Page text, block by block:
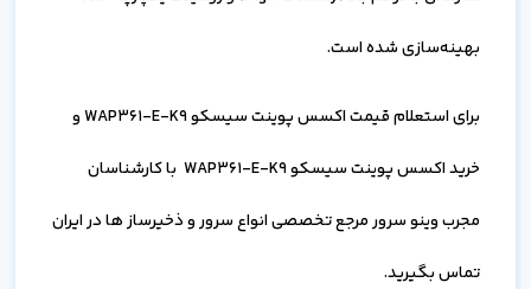
بهینه‌سازی شده است.
برای استعلام قیمت اکسس پوینت سیسکو WAP361-E-K9 و
خرید اکسس پوینت سیسکو WAP361-E-K9 با کارشناسان
مجرب وینو سرور مرجع تخصصی انواع سرور و ذخیرساز ها در ایران
تماس بگیرید.